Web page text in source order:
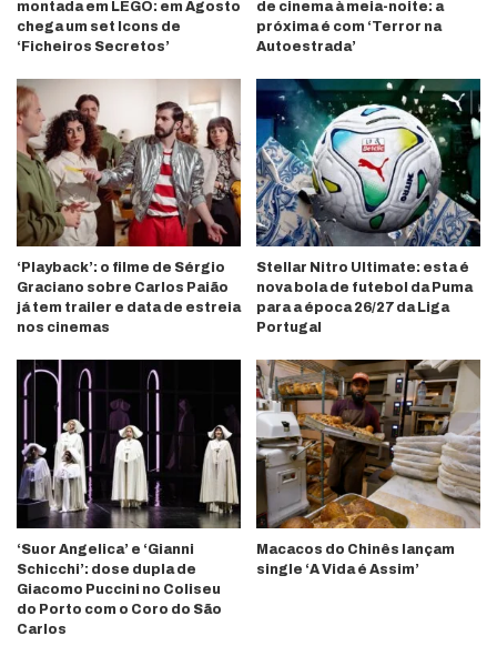
montada em LEGO: em Agosto
chega um set Icons de
‘Ficheiros Secretos’
de cinema à meia-noite: a
próxima é com ‘Terror na
Autoestrada’
‘Playback’: o filme de Sérgio
Graciano sobre Carlos Paião
já tem trailer e data de estreia
nos cinemas
Stellar Nitro Ultimate: esta é
nova bola de futebol da Puma
para a época 26/27 da Liga
Portugal
‘Suor Angelica’ e ‘Gianni
Schicchi’: dose dupla de
Giacomo Puccini no Coliseu
do Porto com o Coro do São
Carlos
Macacos do Chinês lançam
single ‘A Vida é Assim’